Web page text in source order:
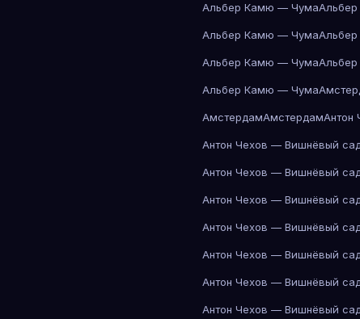
Альбер Камю — Чума
Альбер Камю — Чума
Альбер Камю — Чума
Альбер Камю — Чума
АмстердамАмстердамАнтон
Антон Чехов — Вишнёвый сад
Антон Чехов — Вишнёвый сад
Антон Чехов — Вишнёвый сад
Антон Чехов — Вишнёвый сад
Антон Чехов — Вишнёвый сад
Антон Чехов — Вишнёвый сад
Антон Чехов — Вишнёвый сад